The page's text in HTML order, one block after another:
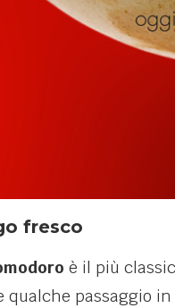
fresco
è il più
qualche passaggio in